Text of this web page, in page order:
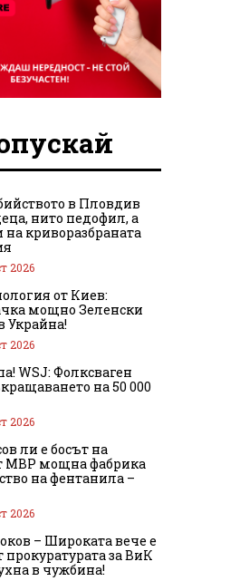
в Пловдив
нито педофил, а
криворазбраната
2026
от Киев:
мощно Зеленски
Украйна!
2026
WSJ: Фолксваген
на 50 000
2026
ли е босът на
МВР мощна фабрика
на фентанила –
2026
– Широката вече е
за ВиК
в чужбина!